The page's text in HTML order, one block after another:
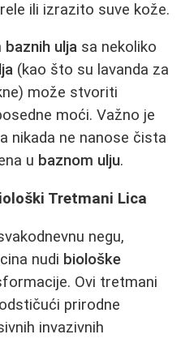
ili izrazito suve kože.
baznih ulja sa nekoliko
(kao što su lavanda za
može stvoriti
moći. Važno je
nikada ne nanose čista
u baznom ulju.
Tretmani Lica
negu,
nudi biološke
Ovi tretmani
prirodne
invazivnih